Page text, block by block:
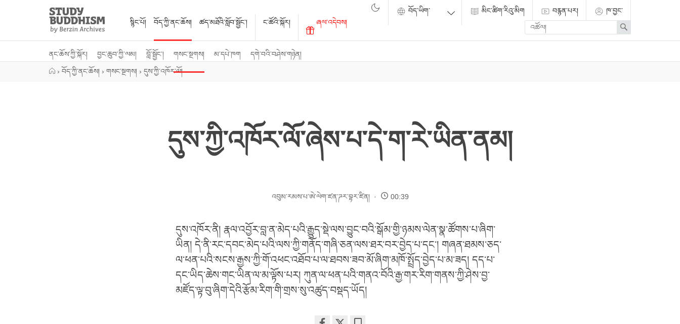
Study
Buddhism
Home
སྙིང་པོ། བོད་ཀྱི་ནང་ཆོས།
ནང་ཆོས་ཀྱི་སྐོར། བྱང་ཆུབ་ཀྱི་ལམ། བློ་སྦྱོང་། གསང་སྔགས། མ་དཔེ་ཁག དགེ་བའི་བཤེས་གཉེན།
ཚད་མཐོའི་སློབ་སྦྱོང་། ང་ཚོའི་སྐོར། ཞལ་འདེབས།
མིང་ཚིག་རིའུ་མིག བརྙན་པར།
ཁ་བྱང་
Enter
search
term
Search
› བོད་ཀྱི་ནང་ཆོས། › གསང་སྔགས། › དུས་ཀྱི་འཁོར་ལོ།
དུས་ཀྱི་འཁོར་ལོ་ཞེས་པ་དེ་ག་རེ་ཡིན་ནམ།
འབུམ་རམས་པ་ཨེ་ལེག་ཛན་ཌར་བྷར་ཛིན། 00:39
དུས་འཁོར་ནི། རྣལ་འབྱོར་བླ་ན་མེད་པའི་རྒྱུད་སྡེ་ལས་བྱུང་བའི་སྒོམ་གྱི་ཉམས་ལེན་སྣ་ཚོགས་པ་ཞིག་
ཡིན། དེ་ནི་རང་དབང་མེད་པའི་ལས་ཀྱི་གནོད་གཞི་ཅན་ལས་ཐར་བར་བྱེད་པ་དང་། གཞན་ཐམས་ཅད་
ལ་ཕན་པའི་སངས་རྒྱས་ཀྱི་གོ་འཕང་འཐོབ་པ་ལ་ཐབས་ཟབ་མོ་ཞིག་མཁོ་སྤྲོད་བྱེད་པ་མ་ཟད། དད་པ་
དང་ཡིད་ཆེས་གང་ཡིན་ལ་མ་ལྟོས་པར། ཀུན་ལ་ཕན་པའི་གནའ་བོའི་རྒྱ་གར་རིག་གནས་ཀྱི་ཤེས་བྱ་
མཛོད་ལྟ་བུ་ཞིག་དེའི་རྩོམ་རིག་གི་གྲས་སུ་འཚུད་བསྡད་ཡོད།